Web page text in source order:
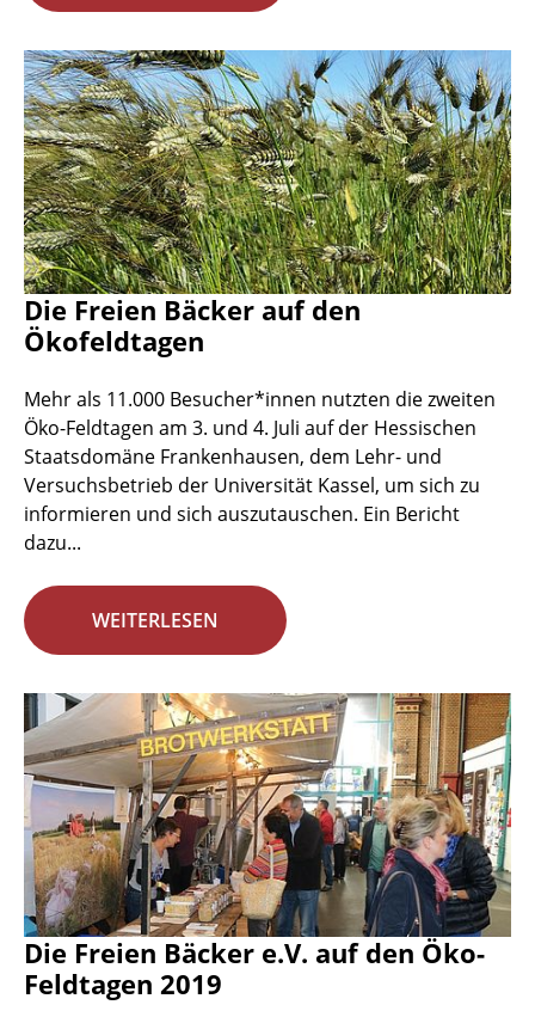
Die Freien Bäcker auf den
Ökofeldtagen
Mehr als 11.000 Besucher*innen nutzten die zweiten
Öko-Feldtagen am 3. und 4. Juli auf der Hessischen
Staatsdomäne Frankenhausen, dem Lehr- und
Versuchsbetrieb der Universität Kassel, um sich zu
informieren und sich auszutauschen. Ein Bericht
dazu...
WEITERLESEN
Die Freien Bäcker e.V. auf den Öko-
Feldtagen 2019